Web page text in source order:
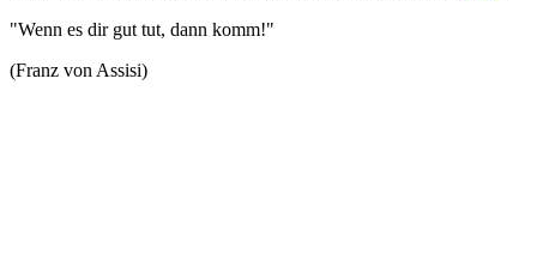
"Wenn es dir gut tut, dann komm!"
(Franz von Assisi)